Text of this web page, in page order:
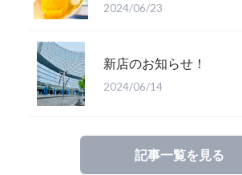
2024/06/23
新店のお知らせ！
2024/06/14
記事一覧を見る